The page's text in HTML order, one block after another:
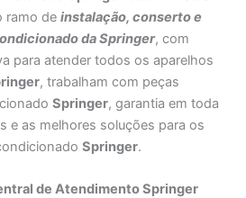
ramo deinstalação, conserto e
da Springer, com
para atender todos os aparelhos
, trabalham com peças
Springer, garantia em toda
e as melhores soluções para os
Springer.
de Atendimento Springer